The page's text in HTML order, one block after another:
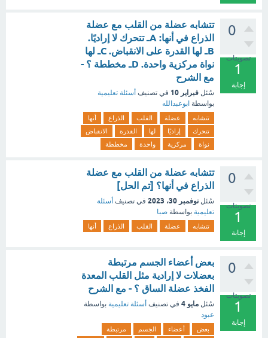
0
تصويتات
1
إجابة
تتشابه عضلة من القلب مع عضلة
الذراع في أنها: Aـ تتحرك لا إراديًا.
Bـ لها القدرة على الانقباض. Cـ لها
نواة مركزية واحدة. Dـ مخططة ؟ -
مع الشرح
سُئل فبراير 10 في تصنيف أسئلة تعليمية
بواسطة ابوعبدالله
تتشابه عضلة القلب الذراع
أنها
تتحرك
إراديًا لها القدرة
الانقباض
نواة
مركزية واحدة مخططة
0
تصويتات
1
إجابة
تتشابه عضلة من القلب مع عضلة
الذراع في أنها؟ [تم الحل]
سُئل نوفمبر 30، 2023 في تصنيف أسئلة
تعليمية بواسطة صبا
تتشابه عضلة القلب الذراع أنها
0
تصويتات
1
إجابة
بعض أعضاء الجسم مرتبطة
بعضلات لا إرادية مثل القلب المعدة
الفخذ عضلة الساق ؟ - مع الشرح
سُئل مايو 4 في تصنيف أسئلة تعليمية بواسطة
عبود
بعض أعضاء الجسم
مرتبطة